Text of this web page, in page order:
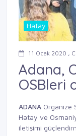
Hatay
11 Ocak 2020 ,
Adana,
OSBleri
ADANA Organize
Hatay ve
iletişimi